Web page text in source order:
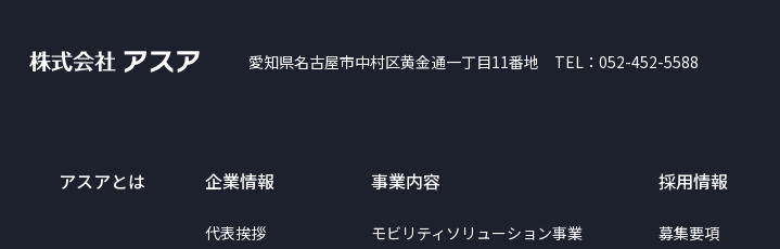
愛知県名古屋市中村区黄金通一丁目11番地 TEL： 052-452-5588
アスアとは 企業情報
代表挨拶
事業内容
モビリティソリューション事業
採用情報
募集要項